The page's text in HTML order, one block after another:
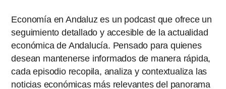
Economía en Andaluz es un podcast que ofrece un
seguimiento detallado y accesible de la actualidad
económica de Andalucía. Pensado para quienes
desean mantenerse informados de manera rápida,
cada episodio recopila, analiza y contextualiza las
noticias económicas más relevantes del panorama